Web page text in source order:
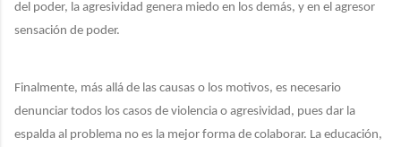
del poder, la agresividad genera miedo en los demás, y en el agresor
sensación de poder.
Finalmente, más allá de las causas o los motivos, es necesario
denunciar todos los casos de violencia o agresividad, pues dar la
espalda al problema no es la mejor forma de colaborar. La educación,